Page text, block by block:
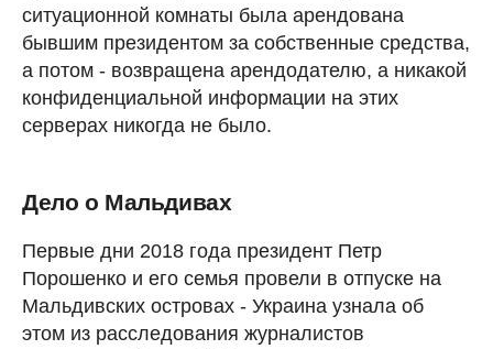
ситуационной комнаты была арендована
бывшим президентом за собственные средства,
а потом - возвращена арендодателю, а никакой
конфиденциальной информации на этих
серверах никогда не было.
Дело о Мальдивах
Первые дни 2018 года президент Петр
Порошенко и его семья провели в отпуске на
Мальдивских островах - Украина узнала об
этом из расследования журналистов